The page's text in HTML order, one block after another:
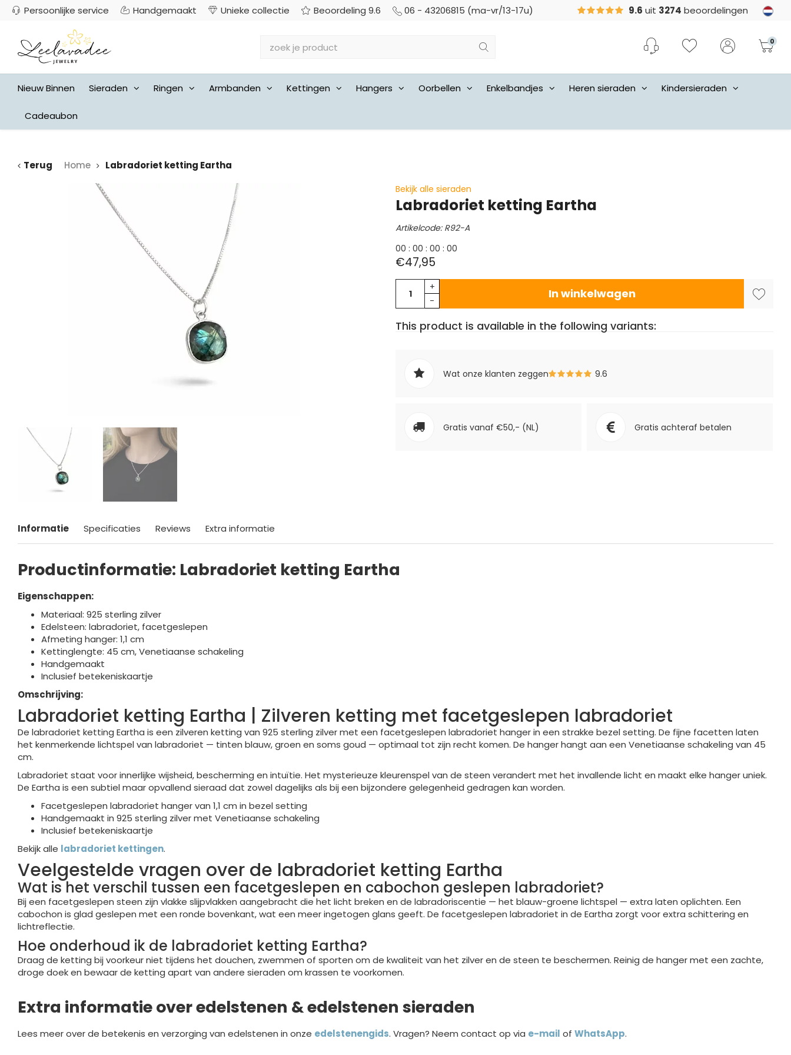
Persoonlijke service Handgemaakt Unieke collectie Beoordeling 9.6 06 - 43206815 (ma-vr/13-17u) 9.6 uit 3274 beoordelingen
0
Nieuw Binnen Sieraden Ringen Armbanden Kettingen Hangers Oorbellen Enkelbandjes Heren sieraden Kindersieraden
Cadeaubon
Terug Home Labradoriet ketting Eartha
Bekijk alle sieraden
Labradoriet ketting Eartha
Artikelcode: R92-A
00 : 00 : 00 : 00
€47,95
+
-
In winkelwagen
This product is available in the following variants:
Wat onze klanten zeggen 9.6
Gratis vanaf €50,- (NL) Gratis achteraf betalen
Informatie Specificaties Reviews Extra informatie
Productinformatie: Labradoriet ketting Eartha
Eigenschappen:
Materiaal: 925 sterling zilver
Edelsteen: labradoriet, facetgeslepen
Afmeting hanger: 1,1 cm
Kettinglengte: 45 cm, Venetiaanse schakeling
Handgemaakt
Inclusief betekeniskaartje
Omschrijving:
Labradoriet ketting Eartha | Zilveren ketting met facetgeslepen labradoriet
De labradoriet ketting Eartha is een zilveren ketting van 925 sterling zilver met een facetgeslepen labradoriet hanger in een strakke bezel setting. De fijne facetten laten
het kenmerkende lichtspel van labradoriet — tinten blauw, groen en soms goud — optimaal tot zijn recht komen. De hanger hangt aan een Venetiaanse schakeling van 45
cm.
Labradoriet staat voor innerlijke wijsheid, bescherming en intuïtie. Het mysterieuze kleurenspel van de steen verandert met het invallende licht en maakt elke hanger uniek.
De Eartha is een subtiel maar opvallend sieraad dat zowel dagelijks als bij een bijzondere gelegenheid gedragen kan worden.
Facetgeslepen labradoriet hanger van 1,1 cm in bezel setting
Handgemaakt in 925 sterling zilver met Venetiaanse schakeling
Inclusief betekeniskaartje
Bekijk alle labradoriet kettingen.
Veelgestelde vragen over de labradoriet ketting Eartha
Wat is het verschil tussen een facetgeslepen en cabochon geslepen labradoriet?
Bij een facetgeslepen steen zijn vlakke slijpvlakken aangebracht die het licht breken en de labradoriscentie — het blauw-groene lichtspel — extra laten oplichten. Een
cabochon is glad geslepen met een ronde bovenkant, wat een meer ingetogen glans geeft. De facetgeslepen labradoriet in de Eartha zorgt voor extra schittering en
lichtreflectie.
Hoe onderhoud ik de labradoriet ketting Eartha?
Draag de ketting bij voorkeur niet tijdens het douchen, zwemmen of sporten om de kwaliteit van het zilver en de steen te beschermen. Reinig de hanger met een zachte,
droge doek en bewaar de ketting apart van andere sieraden om krassen te voorkomen.
Extra informatie over edelstenen & edelstenen sieraden
Lees meer over de betekenis en verzorging van edelstenen in onze edelstenengids. Vragen? Neem contact op via e-mail of WhatsApp.